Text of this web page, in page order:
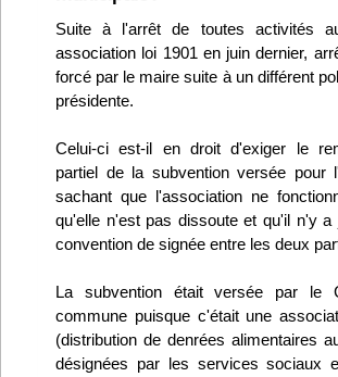
Partager
VieAsso
Infos
Divers
Désabo Lettrasso
Suite à l'arrêt de toutes activités
association loi 1901 en juin dernier,
forcé par le maire suite à un différent
présidente.
Celui-ci est-il en droit d'exiger le
partiel de la subvention versée pour
sachant que l'association ne
qu'elle n'est pas dissoute et qu'il n'y a
convention de signée entre les deux
La subvention était versée par le
commune puisque c'était une
(distribution de denrées alimentaires
désignées par les services sociaux